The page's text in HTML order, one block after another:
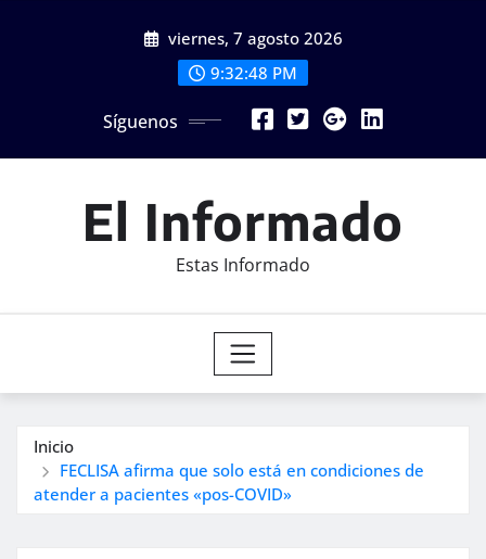
viernes, 7 agosto 2026
9:32:50 PM
Síguenos
El Informado
Estas Informado
Inicio
FECLISA afirma que solo está en condiciones de
atender a pacientes «pos-COVID»